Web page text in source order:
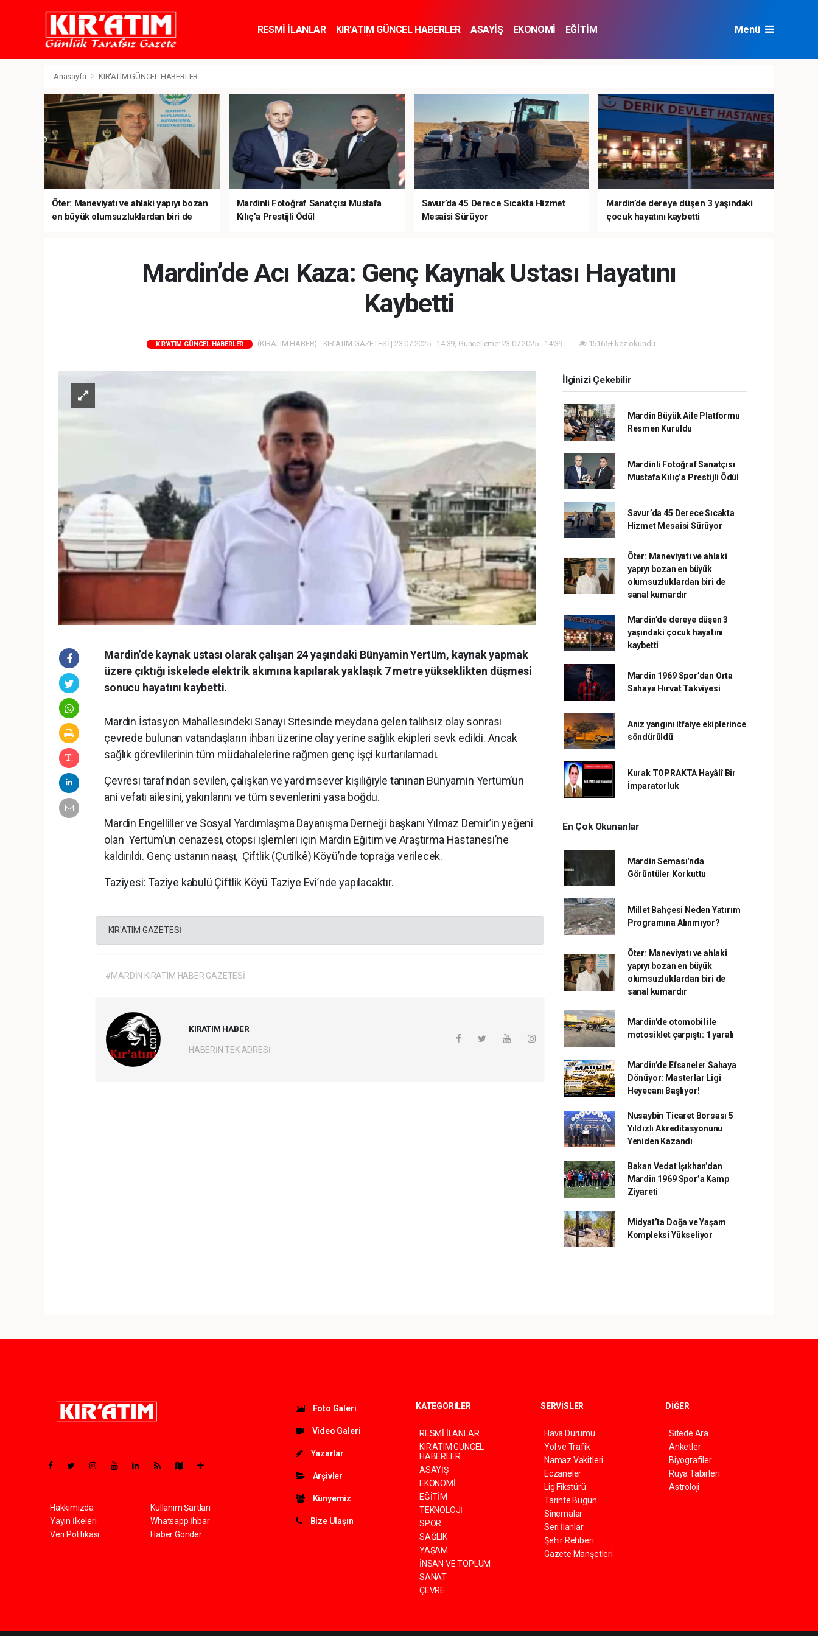
RESMİ İLANLAR KIR'ATIM GÜNCEL HABERLER ASAYİŞ EKONOMİ
EĞİTİM
Menü
Anasayfa KIR'ATIM GÜNCEL HABERLER
Öter: Maneviyatı ve ahlaki yapıyı bozan
en büyük olumsuzluklardan biri de
Mardinli Fotoğraf Sanatçısı Mustafa
Kılıç’a Prestijli Ödül
Savur’da 45 Derece Sıcakta Hizmet
Mesaisi Sürüyor
Mardin’de dereye düşen 3 yaşındaki
çocuk hayatını kaybetti
Mardin’de Acı Kaza: Genç Kaynak Ustası Hayatını
Kaybetti
KIR'ATIM GÜNCEL HABERLER (KIRATIM HABER) - KIR'ATIM GAZETESİ | 23.07.2025 - 14:39, Güncelleme: 23.07.2025 - 14:39 15165+ kez okundu.
Mardin’de kaynak ustası olarak çalışan 24 yaşındaki Bünyamin Yertüm, kaynak yapmak
üzere çıktığı iskelede elektrik akımına kapılarak yaklaşık 7 metre yükseklikten düşmesi
sonucu hayatını kaybetti.
Mardin İstasyon Mahallesindeki Sanayi Sitesinde meydana gelen talihsiz olay sonrası
çevrede bulunan vatandaşların ihbarı üzerine olay yerine sağlık ekipleri sevk edildi. Ancak
sağlık görevlilerinin tüm müdahalelerine rağmen genç işçi kurtarılamadı.
Çevresi tarafından sevilen, çalışkan ve yardımsever kişiliğiyle tanınan Bünyamin Yertüm’ün
ani vefatı ailesini, yakınlarını ve tüm sevenlerini yasa boğdu.
Mardin Engelliller ve Sosyal Yardımlaşma Dayanışma Derneği başkanı Yılmaz Demir’in yeğeni
olan Yertüm’ün cenazesi, otopsi işlemleri için Mardin Eğitim ve Araştırma Hastanesi’ne
kaldırıldı. Genç ustanın naaşı, Çiftlik (Çutilkê) Köyü’nde toprağa verilecek.
Taziyesi: Taziye kabulü Çiftlik Köyü Taziye Evi’nde yapılacaktır.
KIR'ATIM GAZETESİ
#MARDİN KIRATIM HABER GAZETESİ
KIRATIM HABER
HABERİN TEK ADRESİ
İlginizi Çekebilir
Mardin Büyük Aile Platformu
Resmen Kuruldu
Mardinli Fotoğraf Sanatçısı
Mustafa Kılıç’a Prestijli Ödül
Savur’da 45 Derece Sıcakta
Hizmet Mesaisi Sürüyor
Öter: Maneviyatı ve ahlaki
yapıyı bozan en büyük
olumsuzluklardan biri de
sanal kumardır
Mardin’de dereye düşen 3
yaşındaki çocuk hayatını
kaybetti
Mardin 1969 Spor’dan Orta
Sahaya Hırvat Takviyesi
Anız yangını itfaiye ekiplerince
söndürüldü
Kurak TOPRAKTA Hayâlî Bir
İmparatorluk
En Çok Okunanlar
Mardin Seması'nda
Görüntüler Korkuttu
Millet Bahçesi Neden Yatırım
Programına Alınmıyor?
Öter: Maneviyatı ve ahlaki
yapıyı bozan en büyük
olumsuzluklardan biri de
sanal kumardır
Mardin'de otomobil ile
motosiklet çarpıştı: 1 yaralı
Mardin’de Efsaneler Sahaya
Dönüyor: Masterlar Ligi
Heyecanı Başlıyor!
Nusaybin Ticaret Borsası 5
Yıldızlı Akreditasyonunu
Yeniden Kazandı
Bakan Vedat Işıkhan’dan
Mardin 1969 Spor’a Kamp
Ziyareti
Midyat’ta Doğa ve Yaşam
Kompleksi Yükseliyor
Hakkımızda
Yayın İlkeleri
Veri Politikası
Kullanım Şartları
Whatsapp İhbar
Haber Gönder
Foto Galeri
Video Galeri
Yazarlar
Arşivler
Künyemiz
Bize Ulaşın
KATEGORİLER
RESMİ İLANLAR
KIR'ATIM GÜNCEL
HABERLER
ASAYİŞ
EKONOMİ
EĞİTİM
TEKNOLOJİ
SPOR
SAĞLIK
YAŞAM
İNSAN VE TOPLUM
SANAT
ÇEVRE
SERVİSLER
Hava Durumu
Yol ve Trafik
Namaz Vakitleri
Eczaneler
Lig Fikstürü
Tarihte Bugün
Sinemalar
Seri İlanlar
Şehir Rehberi
Gazete Manşetleri
DİĞER
Sitede Ara
Anketler
Biyografiler
Rüya Tabirleri
Astroloji